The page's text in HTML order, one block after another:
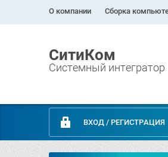
О компании Сборка
СитиКом
Системный интегратор
ВХОД / РЕГИСТРАЦИЯ